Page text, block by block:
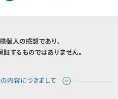
個人の感想であり、
するものではありません。